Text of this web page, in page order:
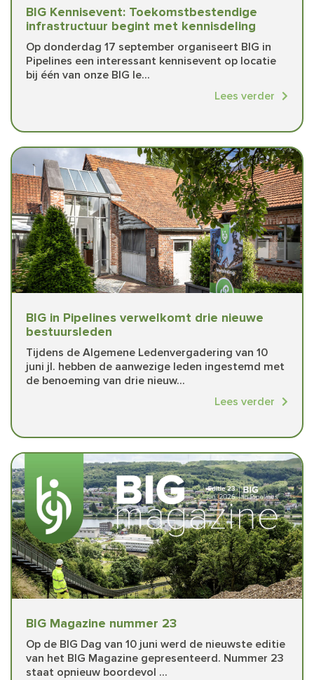
BIG Kennisevent: Toekomstbestendige
infrastructuur begint met kennisdeling
Op donderdag 17 september organiseert BIG in
Pipelines een interessant kennisevent op locatie
bij één van onze BIG le...
Lees verder
BIG in Pipelines verwelkomt drie nieuwe
bestuursleden
Tijdens de Algemene Ledenvergadering van 10
juni jl. hebben de aanwezige leden ingestemd met
de benoeming van drie nieuw...
Lees verder
BIG Magazine nummer 23
Op de BIG Dag van 10 juni werd de nieuwste editie
van het BIG Magazine gepresenteerd. Nummer 23
staat opnieuw boordevol ...